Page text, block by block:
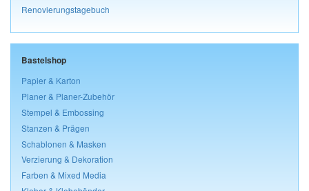
Renovierungstagebuch
Bastelshop
Papier & Karton
Planer & Planer-Zubehör
Stempel & Embossing
Stanzen & Prägen
Schablonen & Masken
Verzierung & Dekoration
Farben & Mixed Media